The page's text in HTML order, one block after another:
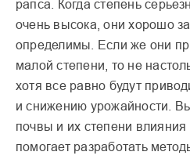
рапса. Когда степень
очень высока, они хорошо
определимы. Если же они
малой степени, то не
хотя все равно будут
и снижению урожайности.
почвы и их степени влияния
помогает разработать